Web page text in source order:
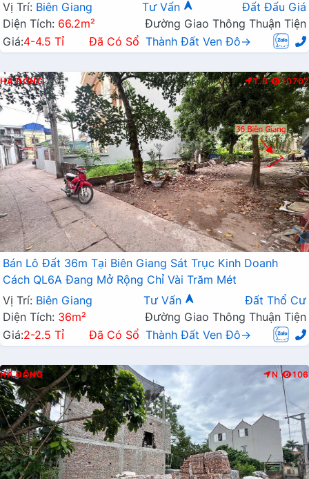
Vị Trí: Biên Giang Tư Vấn
Đất Đấu Giá
Diện Tích: 66.2m²
Đường Giao Thông Thuận Tiện
Giá:4-4.5 Tỉ Đã Có Sổ Thành Đất Ven Đô→
HÀ ĐÔNG T.B 10702
Bán Lô Đất 36m Tại Biên Giang Sát Trục Kinh Doanh
Cách QL6A Đang Mở Rộng Chỉ Vài Trăm Mét
Vị Trí: Biên Giang Tư Vấn
Đất Thổ Cư
Diện Tích: 36m²
Đường Giao Thông Thuận Tiện
Giá:2-2.5 Tỉ Đã Có Sổ Thành Đất Ven Đô→
HÀ ĐÔNG N 106